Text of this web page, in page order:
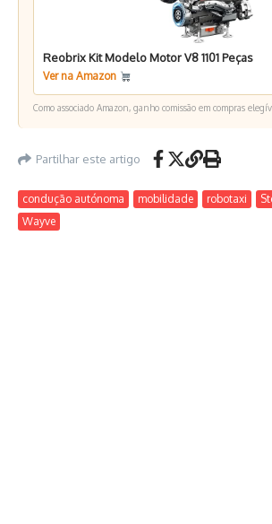
Reobrix Kit Modelo Motor V8 1101 Peças
Ver na Amazon
Como associado Amazon, ganho comissão em compras
Partilhar este artigo
condução autónoma mobilidade robotaxi
Wayve